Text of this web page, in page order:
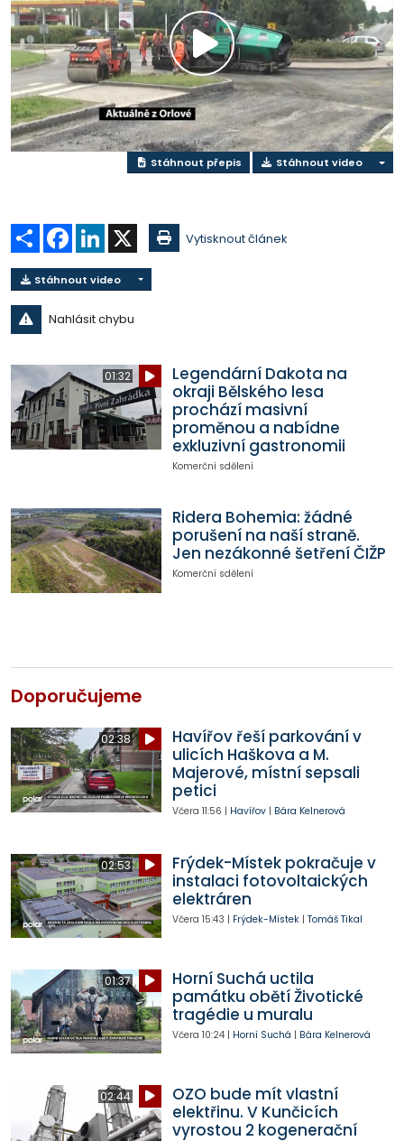
Přehrát
video
Stáhnout přepis Stáhnout video
Sdílet Facebook
LinkedIn Vytisknout článek
Stáhnout video
Nahlásit chybu
01:32
Legendární Dakota na
okraji Bělského lesa
prochází masivní
proměnou a nabídne
exkluzivní gastronomii
Komerční sdělení
Ridera Bohemia: žádné
porušení na naší straně.
Jen nezákonné šetření ČIŽP
Komerční sdělení
Doporučujeme
02:38
Havířov řeší parkování v
ulicích Haškova a M.
Majerové, místní sepsali
petici
Včera 11:56 | Havířov| Bára Kelnerová
02:53
Frýdek-Místek pokračuje v
instalaci fotovoltaických
elektráren
Včera 15:43 | Frýdek-Místek| Tomáš Tikal
01:37
Horní Suchá uctila
památku obětí Životické
tragédie u muralu
Včera 10:24| Horní Suchá | Bára Kelnerová
02:44
OZO bude mít vlastní
elektřinu. V Kunčicích
vyrostou 2 kogenerační